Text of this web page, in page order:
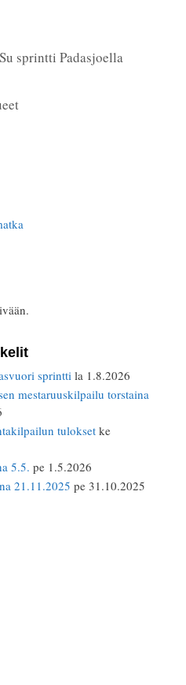
sprintti Padasjoella
sprintti la 1.8.2026
mestaruuskilpailu torstaina
tulokset ke
5.5. pe 1.5.2026
21.11.2025 pe 31.10.2025